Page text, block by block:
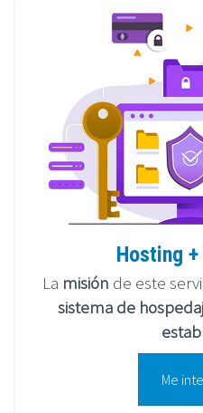
Hosting
La misión de este
sistema de
Me